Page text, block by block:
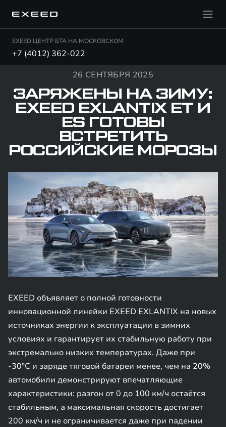
EXEED ЦЕНТР БТА НА МОСКОВСКОМ
+7 (4012) 362-022
26 СЕНТЯБРЯ 2025
ЗАРЯЖЕНЫ НА ЗИМУ:
EXEED EXLANTIX ET И
ES ГОТОВЫ
ВСТРЕТИТЬ
РОССИЙСКИЕ МОРОЗЫ
EXEED объявляет о полной готовности
инновационной линейки EXEED EXLANTIX на новых
источниках энергии к эксплуатации в зимних
условиях и гарантирует их стабильную работу при
экстремально низких температурах. Даже при
-30°C и заряде тяговой батареи менее, чем на 20%
автомобили демонстрируют впечатляющие
характеристики: разгон от 0 до 100 км/ч остаётся
стабильным, а максимальная скорость достигает
200 км/ч и не ограничивается даже при падении